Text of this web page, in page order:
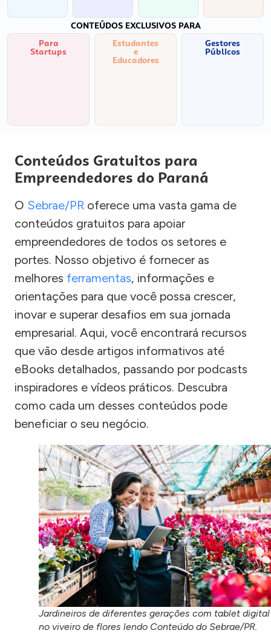
CONTEÚDOS EXCLUSIVOS PARA
Para
Startups
Estudantes
e
Educadores
Gestores
Públicos
Conteúdos Gratuitos para
Empreendedores do Paraná
O Sebrae/PR oferece uma vasta gama de
conteúdos gratuitos para apoiar
empreendedores de todos os setores e
portes. Nosso objetivo é fornecer as
melhores ferramentas, informações e
orientações para que você possa crescer,
inovar e superar desafios em sua jornada
empresarial. Aqui, você encontrará recursos
que vão desde artigos informativos até
eBooks detalhados, passando por podcasts
inspiradores e vídeos práticos. Descubra
como cada um desses conteúdos pode
beneficiar o seu negócio.
Jardineiros de diferentes gerações com tablet digital
no viveiro de flores lendo Conteúdo do Sebrae/PR.